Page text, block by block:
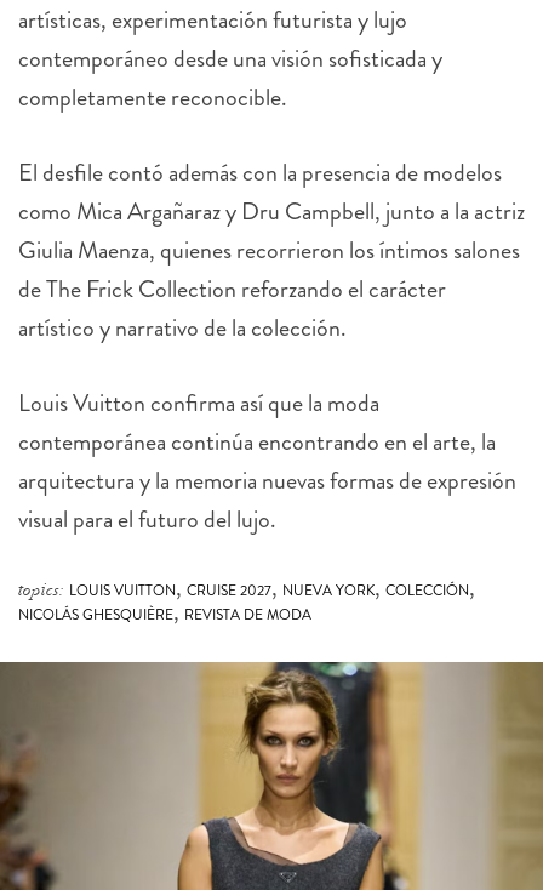
artísticas, experimentación futurista y lujo
contemporáneo desde una visión sofisticada y
completamente reconocible.
El desfile contó además con la presencia de modelos
como Mica Argañaraz y Dru Campbell, junto a la actriz
Giulia Maenza, quienes recorrieron los íntimos salones
de The Frick Collection reforzando el carácter
artístico y narrativo de la colección.
Louis Vuitton confirma así que la moda
contemporánea continúa encontrando en el arte, la
arquitectura y la memoria nuevas formas de expresión
visual para el futuro del lujo.
topics: LOUIS VUITTON, CRUISE 2027, NUEVA YORK, COLECCIÓN,
NICOLÁS GHESQUIÈRE, REVISTA DE MODA